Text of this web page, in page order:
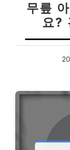
무릎
요?